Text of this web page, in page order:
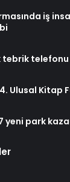
iş
tebrik telefonu
Ulusal Kitap
yeni park